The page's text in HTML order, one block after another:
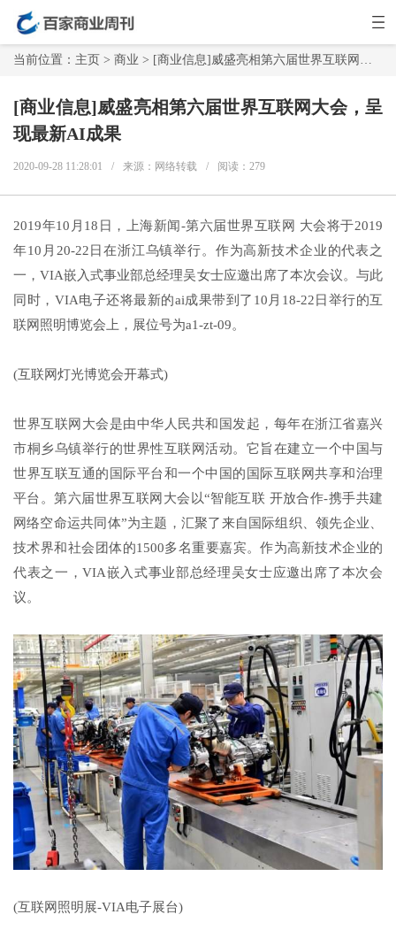
当前位置： 主页 > 商业 > [商业信息]威盛亮相第六届世界互联网大会，呈现最新AI成果
[商业信息]威盛亮相第六届世界互联网大会，呈
现最新AI成果
2020-09-28 11:28:01 / 来源：网络转载 / 阅读： 279
2019年10月18日，上海新闻-第六届世界互联网 大会将于2019
年10月20-22日在浙江乌镇举行。作为高新技术企业的代表之
一，VIA嵌入式事业部总经理吴女士应邀出席了本次会议。与此
同时，VIA电子还将最新的ai成果带到了10月18-22日举行的互
联网照明博览会上，展位号为a1-zt-09。
(互联网灯光博览会开幕式)
世界互联网大会是由中华人民共和国发起，每年在浙江省嘉兴
市桐乡乌镇举行的世界性互联网活动。它旨在建立一个中国与
世界互联互通的国际平台和一个中国的国际互联网共享和治理
平台。第六届世界互联网大会以“智能互联 开放合作-携手共建
网络空命运共同体”为主题，汇聚了来自国际组织、领先企业、
技术界和社会团体的1500多名重要嘉宾。作为高新技术企业的
代表之一，VIA嵌入式事业部总经理吴女士应邀出席了本次会
议。
(互联网照明展-VIA电子展台)